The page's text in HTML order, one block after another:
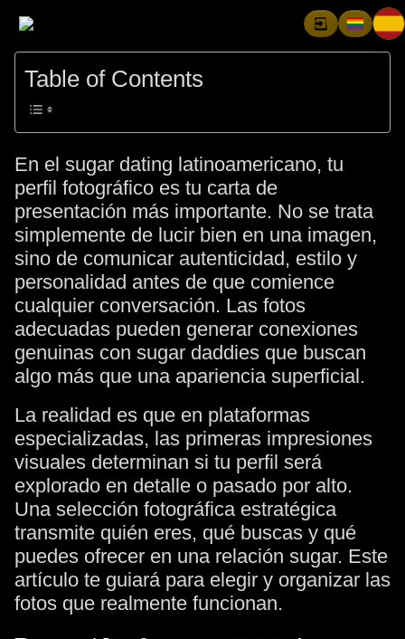
Table of Contents
En el sugar dating latinoamericano, tu
perfil fotográfico es tu carta de
presentación más importante. No se trata
simplemente de lucir bien en una imagen,
sino de comunicar autenticidad, estilo y
personalidad antes de que comience
cualquier conversación. Las fotos
adecuadas pueden generar conexiones
genuinas con sugar daddies que buscan
algo más que una apariencia superficial.
La realidad es que en plataformas
especializadas, las primeras impresiones
visuales determinan si tu perfil será
explorado en detalle o pasado por alto.
Una selección fotográfica estratégica
transmite quién eres, qué buscas y qué
puedes ofrecer en una relación sugar. Este
artículo te guiará para elegir y organizar las
fotos que realmente funcionan.